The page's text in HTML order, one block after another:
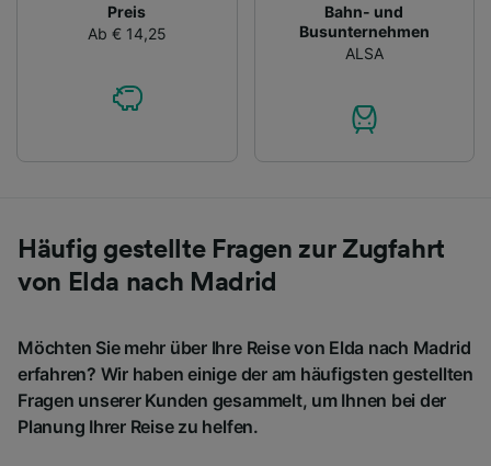
Preis
Ab € 14,25
Bahn- und
Busunternehmen
ALSA
Häufig gestellte Fragen zur Zugfahrt
von Elda nach Madrid
Möchten Sie mehr über Ihre Reise von Elda nach Madrid
erfahren? Wir haben einige der am häufigsten gestellten
Fragen unserer Kunden gesammelt, um Ihnen bei der
Planung Ihrer Reise zu helfen.